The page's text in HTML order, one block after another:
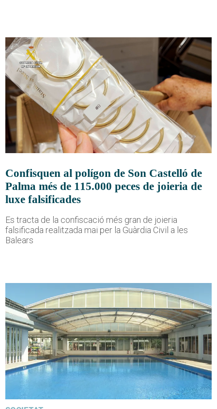
Confisquen al polígon de Son Castelló de
Palma més de 115.000 peces de joieria de
luxe falsificades
Es tracta de la confiscació més gran de joieria
falsificada realitzada mai per la Guàrdia Civil a les
Balears